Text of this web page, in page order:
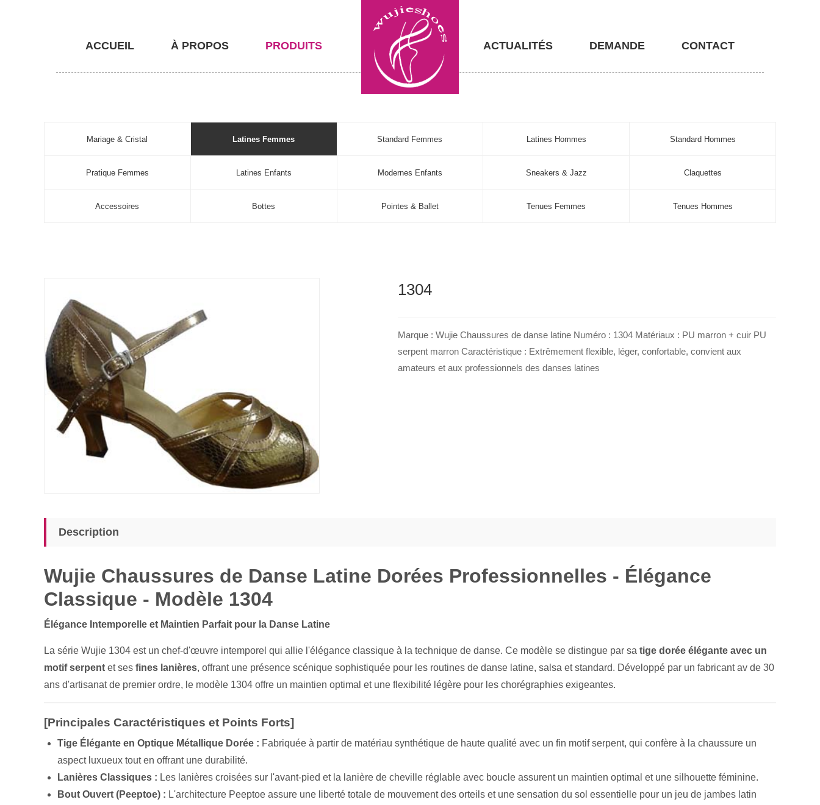
ACCUEIL À PROPOS PRODUITS ACTUALITÉS DEMANDE CONTACT
Mariage & Cristal Latines Femmes Standard Femmes Latines Hommes Standard Hommes
Pratique Femmes Latines Enfants Modernes Enfants Sneakers & Jazz Claquettes
Accessoires Bottes Pointes & Ballet Tenues Femmes Tenues Hommes
1304
Marque : Wujie Chaussures de danse latine Numéro : 1304 Matériaux : PU marron + cuir PU
serpent marron Caractéristique : Extrêmement flexible, léger, confortable, convient aux
amateurs et aux professionnels des danses latines
Description
Wujie Chaussures de Danse Latine Dorées Professionnelles - Élégance
Classique - Modèle 1304
Élégance Intemporelle et Maintien Parfait pour la Danse Latine
La série Wujie 1304 est un chef-d'œuvre intemporel qui allie l'élégance classique à la technique de danse. Ce modèle se distingue par sa tige dorée élégante avec un
motif serpent et ses fines lanières, offrant une présence scénique sophistiquée pour les routines de danse latine, salsa et standard. Développé par un fabricant av de 30
ans d'artisanat de premier ordre, le modèle 1304 offre un maintien optimal et une flexibilité légère pour les chorégraphies exigeantes.
[Principales Caractéristiques et Points Forts]
Tige Élégante en Optique Métallique Dorée : Fabriquée à partir de matériau synthétique de haute qualité avec un fin motif serpent, qui confère à la chaussure un
aspect luxueux tout en offrant une durabilité.
Lanières Classiques : Les lanières croisées sur l'avant-pied et la lanière de cheville réglable avec boucle assurent un maintien optimal et une silhouette féminine.
Bout Ouvert (Peeptoe) : L'architecture Peeptoe assure une liberté totale de mouvement des orteils et une sensation du sol essentielle pour un jeu de jambes latin